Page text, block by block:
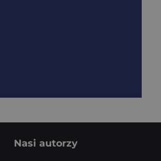
Nasi autorzy